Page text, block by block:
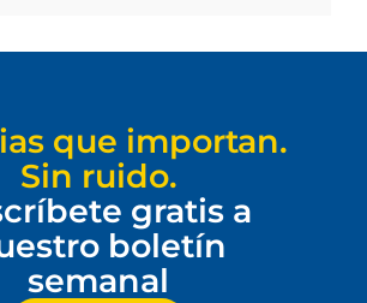
que importan.
Sin ruido.
gratis a
boletín
semanal